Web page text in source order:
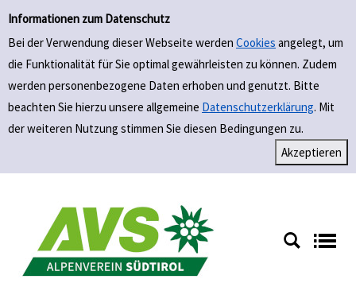
Einfache Suche
Informationen zum Datenschutz
Bei der Verwendung dieser Webseite werden Cookies angelegt, um
die Funktionalität für Sie optimal gewährleisten zu können. Zudem
werden personenbezogene Daten erhoben und genutzt. Bitte
beachten Sie hierzu unsere allgemeine Datenschutzerklärung. Mit
der weiteren Nutzung stimmen Sie diesen Bedingungen zu.
Zur Detailanzeige springen